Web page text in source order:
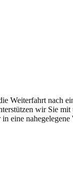
Weiterfahrt nach
wir Sie
eine nahegelegene